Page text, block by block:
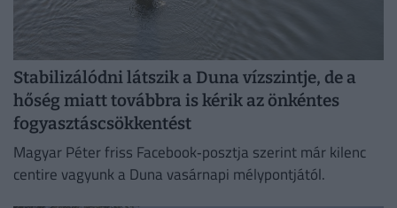
Stabilizálódni látszik a Duna vízszintje, de a
hőség miatt továbbra is kérik az önkéntes
fogyasztáscsökkentést
Magyar Péter friss Facebook‑posztja szerint már kilenc
centire vagyunk a Duna vasárnapi mélypontjától.